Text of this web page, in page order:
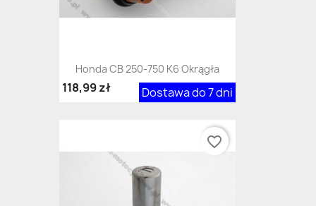
Honda CB 250-750 K6 Okrągła
Dostawa do 7 dni
118,99 zł
favorite_border